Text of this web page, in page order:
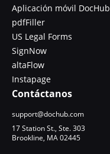
Aplicación móvil DocHub
pdfFiller
US Legal Forms
SignNow
altaFlow
Instapage
Contáctanos
support@dochub.com
17 Station St., Ste. 303
Brookline, MA 02445